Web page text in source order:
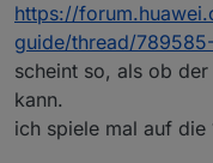
https://
guide/thread/
scheint so, als ob
kann.
ich spiele mal auf die